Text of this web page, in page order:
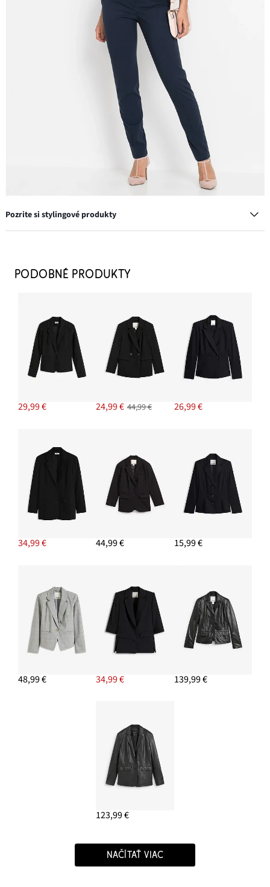
Pozrite si stylingové produkty
25,99 €
Blúzka bez zapínania z padavej viskózy
20,99 €
PRIDAŤ DO KOŠÍKA
Blejzer s lemovanými vreckami
PRIDAŤ DO KOŠÍKA
PODOBNÉ PRODUKTY
29,99 € 24,99 € 44,99 € 26,99 €
34,99 € 44,99 € 15,99 €
48,99 € 34,99 € 139,99 €
123,99 €
NAČÍTAŤ VIAC